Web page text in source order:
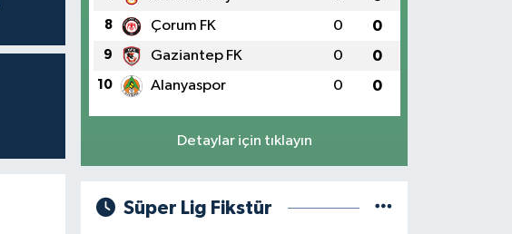
8 Çorum FK 0 0
9 Gaziantep FK 0 0
10 Alanyaspor 0 0
Detaylar için tıklayın
Süper Lig Fikstür